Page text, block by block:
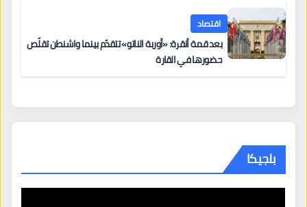
اقتصاد
بعد قمة أنقرة: «أوربة الناتو» تتقدّم بينما واشنطن تقلّص
حضورها في القارة
بلجيكا